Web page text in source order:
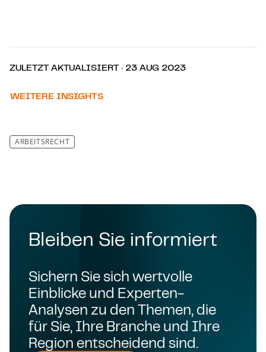
ZULETZT AKTUALISIERT · 23 AUG 2023
WEITERE INSIGHTS
ARBEITSRECHT
Bleiben Sie informiert
Sichern Sie sich wertvolle
Einblicke und Experten-
Analysen zu den Themen, die
für Sie, Ihre Branche und Ihre
Region entscheidend sind.